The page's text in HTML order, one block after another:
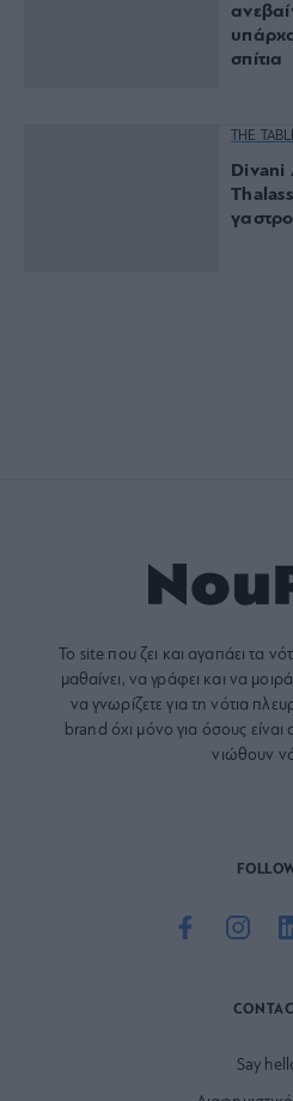
σπίτια
THE
Divani
Το site που ζει και αγαπάει τα
μαθαίνει, να γράφει και να
να γνωρίζετε για τη νότια
brand όχι μόνο για όσους είναι
νιώθουν
Say